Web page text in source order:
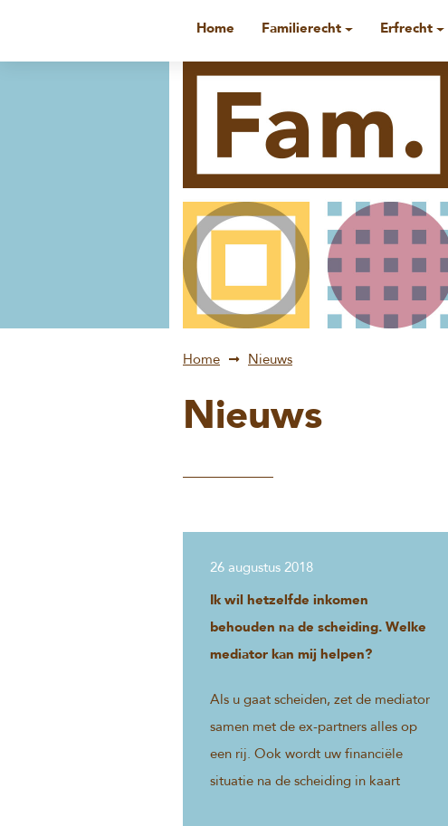
Home Familierecht Erfrecht
Home Nieuws
Nieuws
26 augustus 2018
Ik wil hetzelfde inkomen
behouden na de scheiding. Welke
mediator kan mij helpen?
Als u gaat scheiden, zet de mediator
samen met de ex-partners alles op
een rij. Ook wordt uw financiële
situatie na de scheiding in kaart